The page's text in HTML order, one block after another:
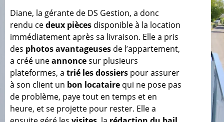
Diane, la gérante de DS Gestion, a donc
rendu cedeux pièces disponible à la location
immédiatement après sa livraison. Elle a pris
des photos avantageuses de l’appartement,
a créé uneannoncesur plusieurs
plateformes, a trié les dossiers pour assurer
à son client un bon locataire qui ne pose pas
de problème, paye tout en temps et en
heure, et se projette pour rester. Elle a